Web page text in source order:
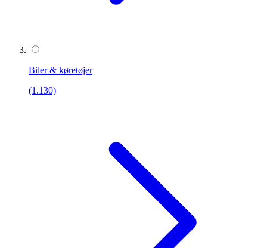
Biler & køretøjer
(1.130)